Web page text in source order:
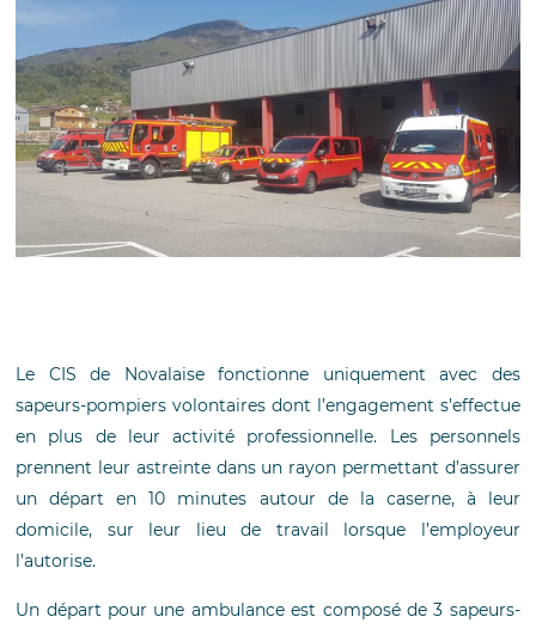
Le CIS de Novalaise fonctionne uniquement avec des
sapeurs-pompiers volontaires dont l’engagement s’effectue
en plus de leur activité professionnelle. Les personnels
prennent leur astreinte dans un rayon permettant d’assurer
un départ en 10 minutes autour de la caserne, à leur
domicile, sur leur lieu de travail lorsque l’employeur
l’autorise.
Un départ pour une ambulance est composé de 3 sapeurs-